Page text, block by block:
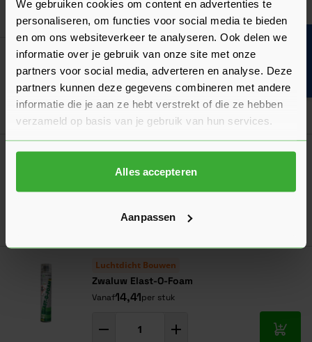
We gebruiken cookies om content en advertenties te
personaliseren, om functies voor social media te bieden
en om ons websiteverkeer te analyseren. Ook delen we
informatie over je gebruik van onze site met onze
partners voor social media, adverteren en analyse. Deze
partners kunnen deze gegevens combineren met andere
informatie die je aan ze hebt verstrekt of die ze hebben
verzameld op basis van je gebruik van hun services.
Alles accepteren
Aanpassen
Vanaf17,13per doos
Isolatiezaag Fijne Vertanding 400 mm
Nu24,95per stuk
In
Luchtdicht Bouwen
Zwaluw Elast-O-Foam Pur-set
Luchtdicht Bouwen
Zwaluw Elast-O-Foam
Vanaf14,41per stuk
In